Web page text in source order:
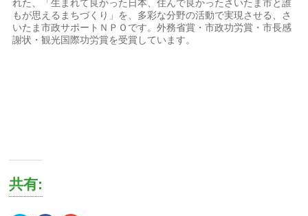
れた、「生まれて良かった日本、住んで良かったさいたま市と誰
もが思えるまちづくり」を、多彩な分野の活動で実現させる、さ
いたま市政サポートＮＰＯです。外務省賞・市政功労賞・市長感
謝状・観光国際功労賞を受賞しています。
共有: